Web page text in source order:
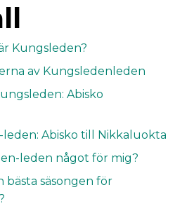
Kungsleden?
av Kungsledenleden
Abisko
Abisko till Nikkaluokta
leden något för mig?
bästa säsongen för